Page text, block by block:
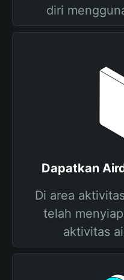
diri
Dapatkan
Di area
telah
aktivitas